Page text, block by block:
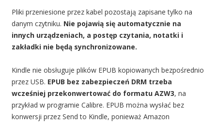
Pliki przeniesione przez kabel pozostają zapisane tylko na
danym czytniku. Nie pojawią się automatycznie na
innych urządzeniach, a postęp czytania, notatki i
zakładki nie będą synchronizowane.
Kindle nie obsługuje plików EPUB kopiowanych bezpośrednio
przez USB. EPUB bez zabezpieczeń DRM trzeba
wcześniej przekonwertować do formatu AZW3, na
przykład w programie Calibre. EPUB można wysłać bez
konwersji przez Send to Kindle, ponieważ Amazon